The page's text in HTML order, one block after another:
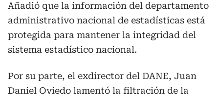
Añadió que la información del departamento
administrativo nacional de estadísticas está
protegida para mantener la integridad del
sistema estadístico nacional.
Por su parte, el exdirector del DANE, Juan
Daniel Oviedo lamentó la filtración de la